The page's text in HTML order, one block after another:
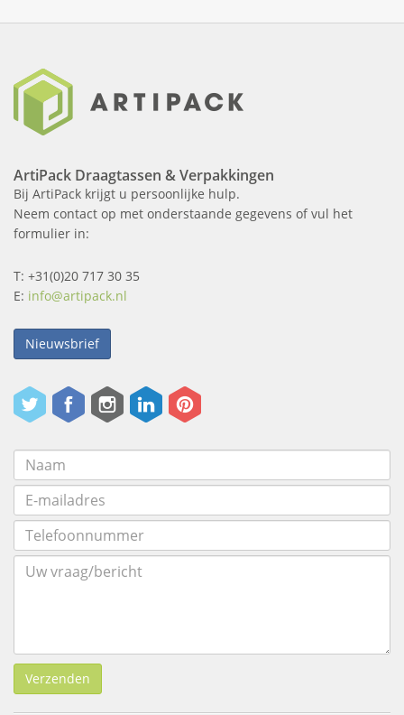
ArtiPack Draagtassen & Verpakkingen
Bij ArtiPack krijgt u persoonlijke hulp.
Neem contact op met onderstaande gegevens of vul het
formulier in:
T: +31(0)20 717 30 35
E: info@artipack.nl
Nieuwsbrief
Verzenden